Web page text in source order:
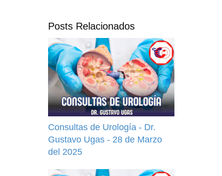
búsqueda
Posts Relacionados
Consultas de Urología - Dr.
Gustavo Ugas - 28 de Marzo
del 2025